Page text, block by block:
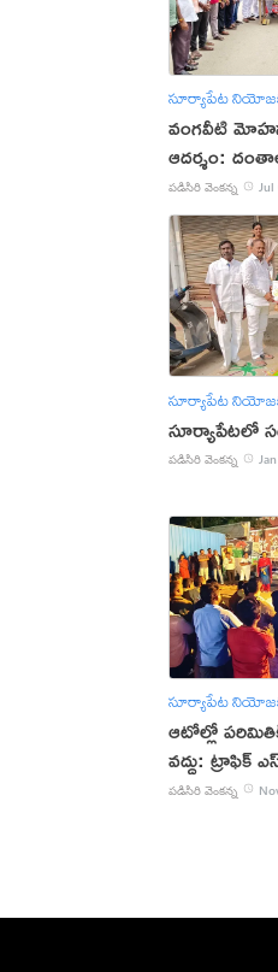
సూర్యాపేట
వంగవీటి
ఆదర్శం:
పడిసిరి వెంకన్న Jul
సూర్యాపేట
సూర్యాపేటలో
పడిసిరి వెంకన్న
సూర్యాపేట
ఆటోల్లో
వద్దు:
పడిసిరి వెంకన్న